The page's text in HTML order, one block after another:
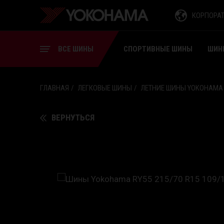
ВСЕ ШИНЫ СПОРТИВНЫЕ ШИНЫ
СПОРТИВНЫЕ ШИНЫ
ШИНЫ ДЛЯ ВИЛОЧНЫХ
ГЛАВНАЯ ЛЕГКОВЫЕ ШИНЫ ЛЕТНИЕ ШИНЫ
ВЕРНУТЬСЯ